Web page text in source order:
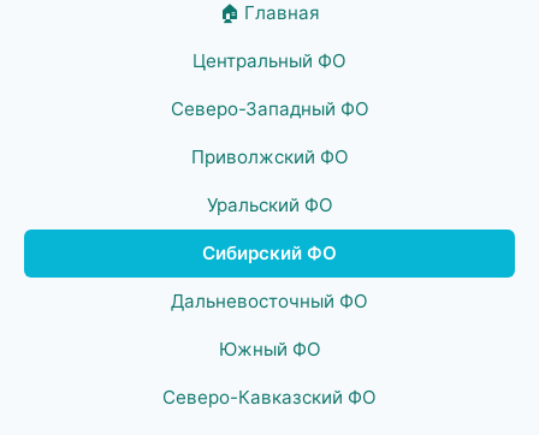
🏠 Главная
Центральный ФО
Северо-Западный ФО
Приволжский ФО
Уральский ФО
Сибирский ФО
Дальневосточный ФО
Южный ФО
Северо-Кавказский ФО